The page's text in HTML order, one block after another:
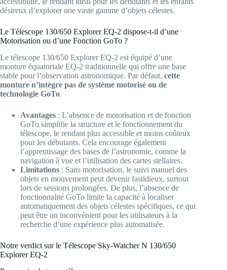
désireux d’explorer une vaste gamme d’objets célestes.
Le Télescope 130/650 Explorer EQ-2 dispose-t-il d’une
Motorisation ou d’une Fonction GoTo ?
Le télescope 130/650 Explorer EQ-2 est équipé d’une
monture équatoriale EQ-2 traditionnelle qui offre une base
stable pour l’observation astronomique. Par défaut, cette
monture n’intègre pas de système motorisé ou de
technologie GoTo.
Avantages : L’absence de motorisation et de fonction
GoTo simplifie la structure et le fonctionnement du
télescope, le rendant plus accessible et moins coûteux
pour les débutants. Cela encourage également
l’apprentissage des bases de l’astronomie, comme la
navigation à vue et l’utilisation des cartes stellaires.
Limitations : Sans motorisation, le suivi manuel des
objets en mouvement peut devenir fastidieux, surtout
lors de sessions prolongées. De plus, l’absence de
fonctionnalité GoTo limite la capacité à localiser
automatiquement des objets célestes spécifiques, ce qui
peut être un inconvénient pour les utilisateurs à la
recherche d’une expérience plus automatisée.
Notre verdict sur le Télescope Sky-Watcher N 130/650
Explorer EQ-2